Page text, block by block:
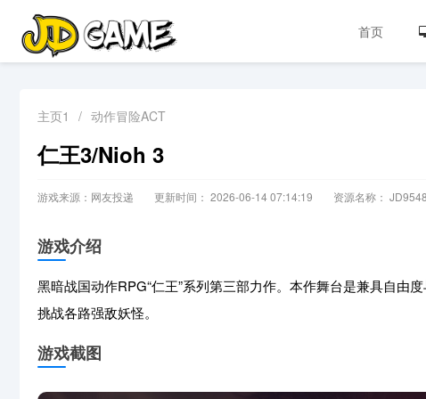
首页
主页1 / 动作冒险ACT
仁王3/Nioh 3
游戏来源：网友投递 更新时间： 2026-06-14 07:14:19 资源名称： JD9548
游戏介绍
黑暗战国动作RPG“仁王”系列第三部力作。本作舞台是兼具自由
挑战各路强敌妖怪。
游戏截图